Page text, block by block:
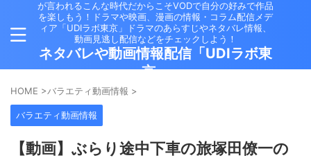
が言われるこんな時代だからこそVODで自分の好みで作品
を楽しもう！ドラマや映画、漫画の情報・コラム配信メデ
ィア「UDIラボ東京」ドラマのあらすじやネタバレ情報、
動画見逃し配信などをチェックしよう！
ネタバレや動画情報配信「UDIラボ東
京」
HOME >バラエティ動画情報 >
バラエティ動画情報
【動画】ぶらり途中下車の旅塚田僚一の